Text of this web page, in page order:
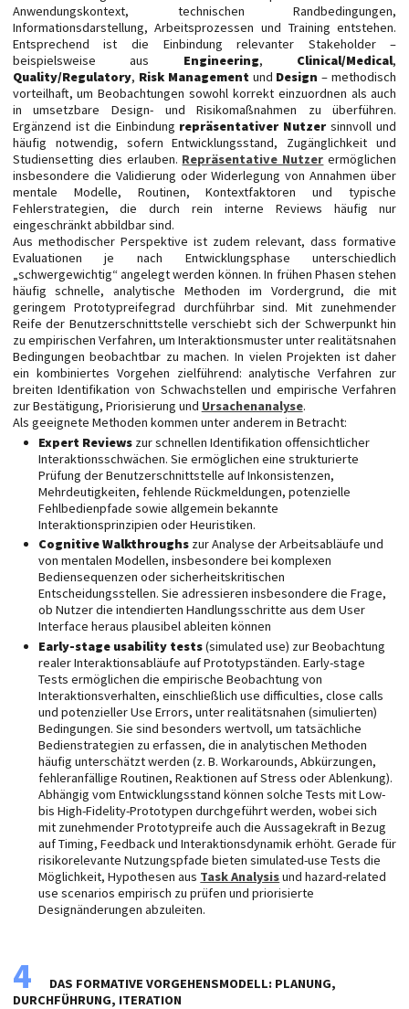
Anwendungskontext, technischen Randbedingungen,
Informationsdarstellung, Arbeitsprozessen und Training entstehen.
Entsprechend ist die Einbindung relevanter Stakeholder –
beispielsweise aus Engineering, Clinical/Medical,
Quality/Regulatory, Risk Managementund Design – methodisch
vorteilhaft, um Beobachtungen sowohl korrekt einzuordnen als auch
in umsetzbare Design- und Risikomaßnahmen zu überführen.
Ergänzend ist die Einbindung repräsentativer Nutzer sinnvoll und
häufig notwendig, sofern Entwicklungsstand, Zugänglichkeit und
Studiensetting dies erlauben. Repräsentative Nutzer ermöglichen
insbesondere die Validierung oder Widerlegung von Annahmen über
mentale Modelle, Routinen, Kontextfaktoren und typische
Fehlerstrategien, die durch rein interne Reviews häufig nur
eingeschränkt abbildbar sind.
Aus methodischer Perspektive ist zudem relevant, dass formative
Evaluationen je nach Entwicklungsphase unterschiedlich
„schwergewichtig“ angelegt werden können. In frühen Phasen stehen
häufig schnelle, analytische Methoden im Vordergrund, die mit
geringem Prototypreifegrad durchführbar sind. Mit zunehmender
Reife der Benutzerschnittstelle verschiebt sich der Schwerpunkt hin
zu empirischen Verfahren, um Interaktionsmuster unter realitätsnahen
Bedingungen beobachtbar zu machen. In vielen Projekten ist daher
ein kombiniertes Vorgehen zielführend: analytische Verfahren zur
breiten Identifikation von Schwachstellen und empirische Verfahren
zur Bestätigung, Priorisierung und Ursachenanalyse.
Als geeignete Methoden kommen unter anderem in Betracht:
Expert Reviews zur schnellen Identifikation offensichtlicher
Interaktionsschwächen. Sie ermöglichen eine strukturierte
Prüfung der Benutzerschnittstelle auf Inkonsistenzen,
Mehrdeutigkeiten, fehlende Rückmeldungen, potenzielle
Fehlbedienpfade sowie allgemein bekannte
Interaktionsprinzipien oder Heuristiken.
Cognitive Walkthroughs zur Analyse der Arbeitsabläufe und
von mentalen Modellen, insbesondere bei komplexen
Bediensequenzen oder sicherheitskritischen
Entscheidungsstellen. Sie adressieren insbesondere die Frage,
ob Nutzer die intendierten Handlungsschritte aus dem User
Interface heraus plausibel ableiten können
Early-stage usability tests(simulated use) zur Beobachtung
realer Interaktionsabläufe auf Prototypständen. Early-stage
Tests ermöglichen die empirische Beobachtung von
Interaktionsverhalten, einschließlich use difficulties, close calls
und potenzieller Use Errors, unter realitätsnahen (simulierten)
Bedingungen. Sie sind besonders wertvoll, um tatsächliche
Bedienstrategien zu erfassen, die in analytischen Methoden
häufig unterschätzt werden (z. B. Workarounds, Abkürzungen,
fehleranfällige Routinen, Reaktionen auf Stress oder Ablenkung).
Abhängig vom Entwicklungsstand können solche Tests mit Low-
bis High-Fidelity-Prototypen durchgeführt werden, wobei sich
mit zunehmender Prototypreife auch die Aussagekraft in Bezug
auf Timing, Feedback und Interaktionsdynamik erhöht. Gerade für
risikorelevante Nutzungspfade bieten simulated-use Tests die
Möglichkeit, Hypothesen aus Task Analysisund hazard-related
use scenarios empirisch zu prüfen und priorisierte
Designänderungen abzuleiten.
4
DAS FORMATIVE VORGEHENSMODELL: PLANUNG,
DURCHFÜHRUNG, ITERATION